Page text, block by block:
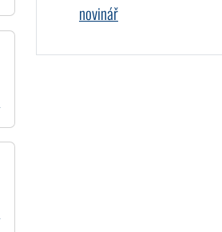
novinář